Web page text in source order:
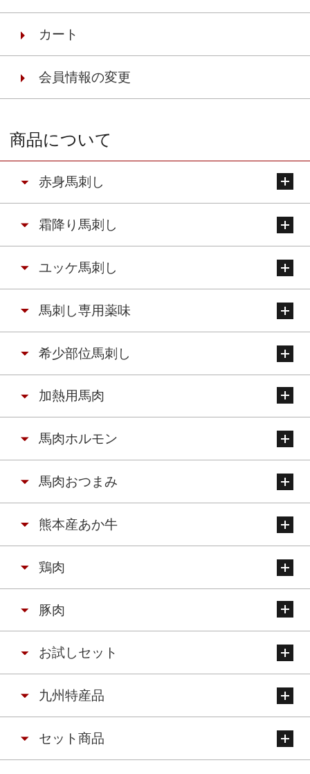
カート
会員情報の変更
商品について
赤身馬刺し
霜降り馬刺し
ユッケ馬刺し
馬刺し専用薬味
希少部位馬刺し
加熱用馬肉
馬肉ホルモン
馬肉おつまみ
熊本産あか牛
鶏肉
豚肉
お試しセット
九州特産品
セット商品